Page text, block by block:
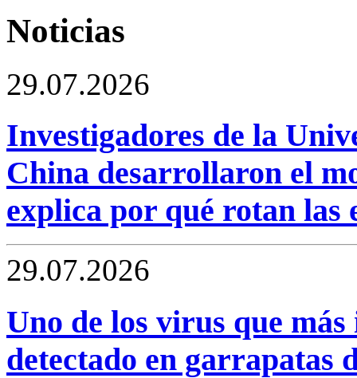
Noticias
29.07.2026
Investigadores de la
China desarrollaron el
explica por qué rotan las
29.07.2026
Uno de los virus que
detectado en garrapatas